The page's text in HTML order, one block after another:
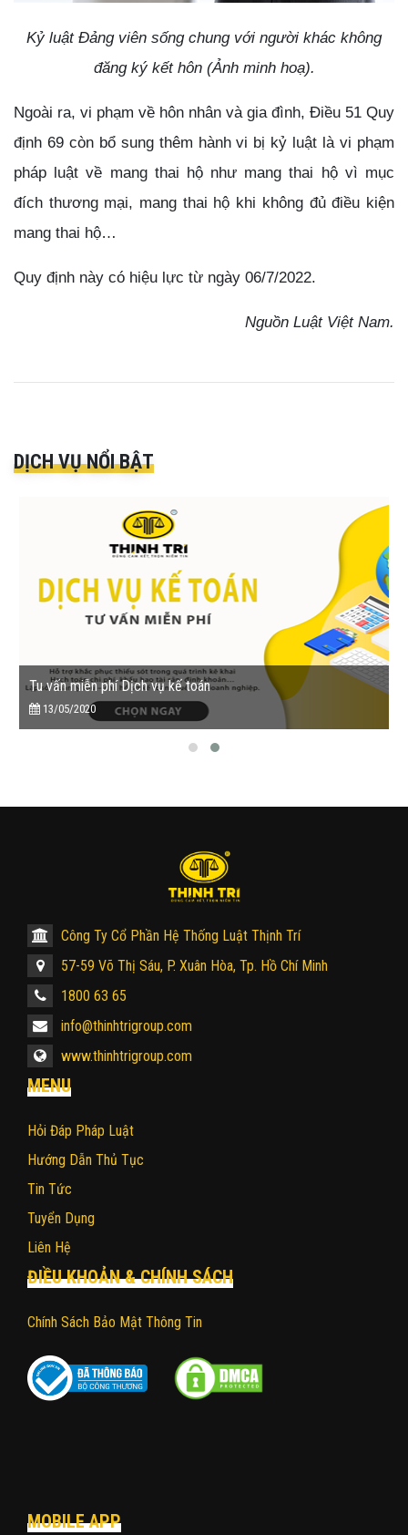
Kỷ luật Đảng viên sống chung với người khác không
đăng ký kết hôn (Ảnh minh hoạ).
Ngoài ra, vi phạm về hôn nhân và gia đình, Điều 51 Quy
định 69 còn bổ sung thêm hành vi bị kỷ luật là vi phạm
pháp luật về mang thai hộ như mang thai hộ vì mục
đích thương mại, mang thai hộ khi không đủ điều kiện
mang thai hộ…
Quy định này có hiệu lực từ ngày 06/7/2022.
Nguồn Luật Việt Nam.
DỊCH VỤ NỔI BẬT
Tu vấn miễn phí Dịch vụ kế toán
13/05/2020
Công Ty Cổ Phần Hệ Thống Luật Thịnh Trí
57-59 Võ Thị Sáu, P. Xuân Hòa, Tp. Hồ Chí Minh
1800 63 65
info@thinhtrigroup.com
www.thinhtrigroup.com
MENU
Hỏi Đáp Pháp Luật
Hướng Dẫn Thủ Tục
Tin Tức
Tuyển Dụng
Liên Hệ
ĐIỀU KHOẢN & CHÍNH SÁCH
Chính Sách Bảo Mật Thông Tin
MOBILE APP